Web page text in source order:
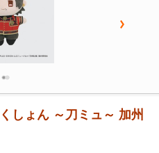
しょん ～刀ミュ～ 加州